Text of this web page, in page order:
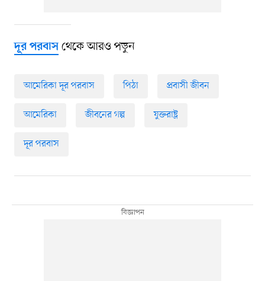
দূর পরবাসথেকে আরও পড়ুন
আমেরিকা দূর পরবাস পিঠা প্রবাসী জীবন
আমেরিকা জীবনের গল্প যুক্তরাষ্ট্র
দূর পরবাস